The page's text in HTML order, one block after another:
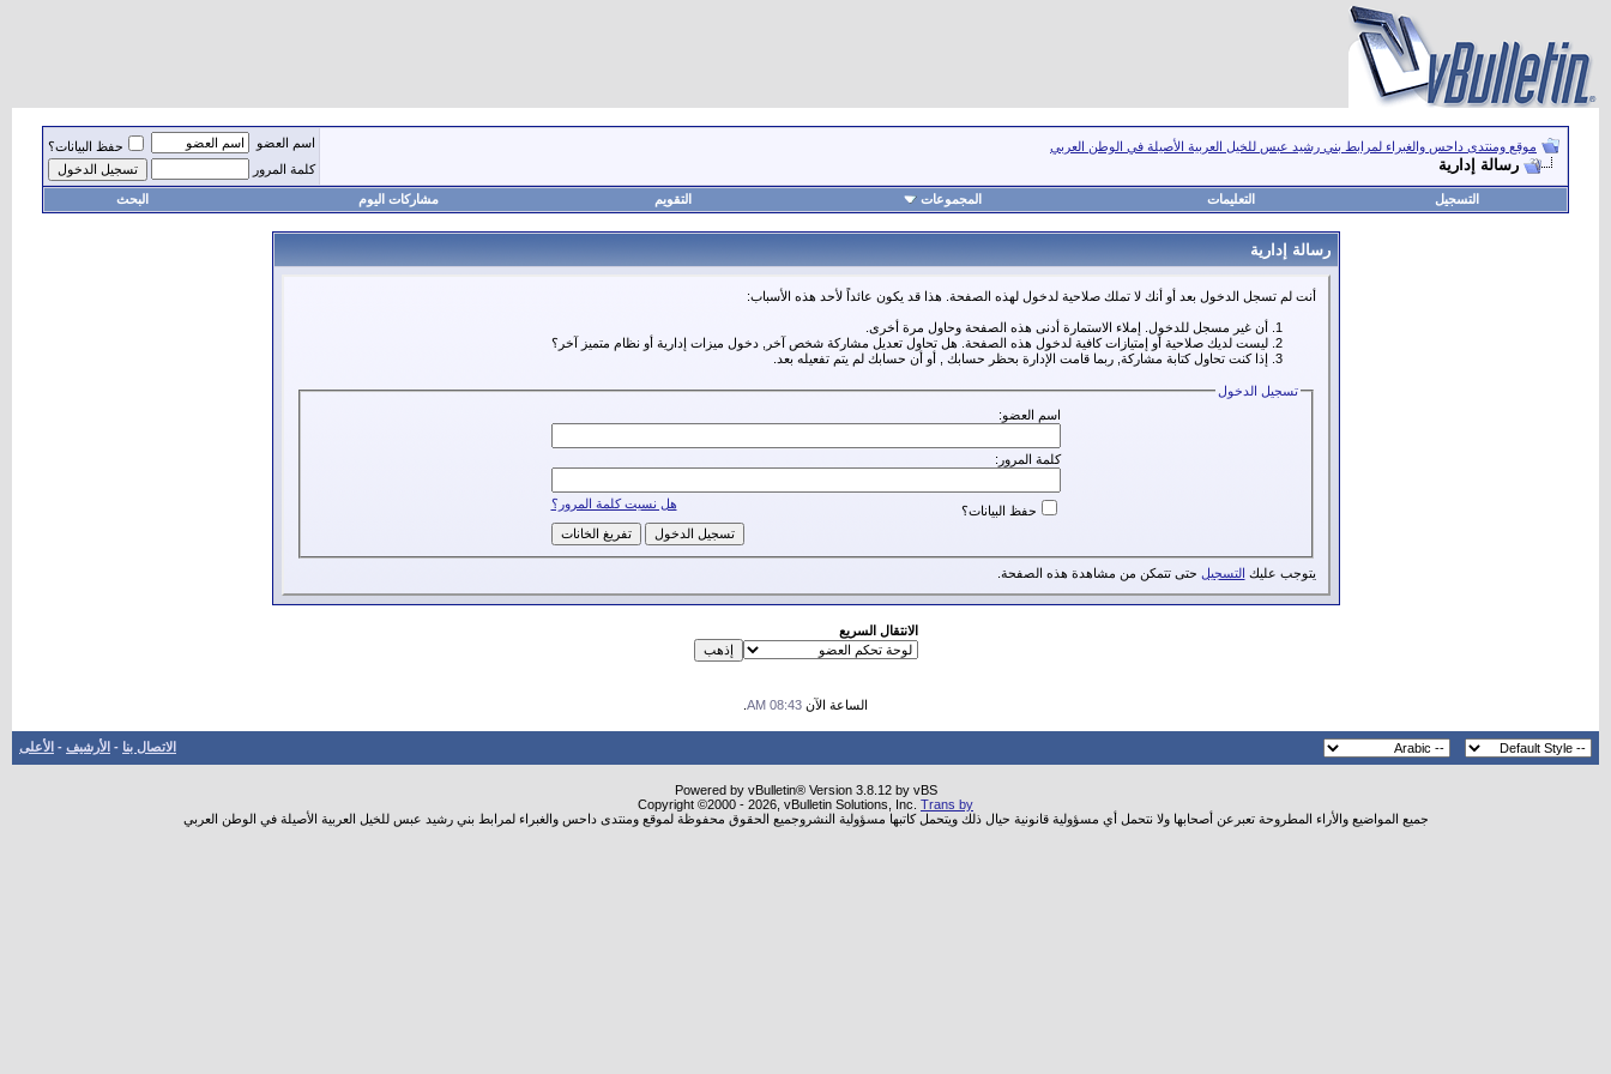
موقع ومنتدى داحس والغبراء لمرابط بني رشيد عبس للخيل العربية الأصيلة في الوطن العربي
رسالة إدارية
اسم العضو
حفظ البيانات؟
كلمة المرور
التسجيل التعليمات المجموعات التقويم مشاركات اليوم البحث
رسالة إدارية
أنت لم تسجل الدخول بعد أو أنك لا تملك صلاحية لدخول لهذه الصفحة. هذا قد يكون عائداً لأحد هذه الأسباب:
أن غير مسجل للدخول. إملاء الاستمارة أدنى هذه الصفحة وحاول مرة أخرى.
ليست لديك صلاحية أو إمتيازات كافية لدخول هذه الصفحة. هل تحاول تعديل مشاركة شخص آخر, دخول ميزات إدارية أو نظام متميز آخر؟
إذا كنت تحاول كتابة مشاركة, ربما قامت الإدارة بحظر حسابك , أو أن حسابك لم يتم تفعيله بعد.
تسجيل الدخول
اسم العضو:
كلمة المرور:
هل نسيت كلمة المرور؟ حفظ البيانات؟
يتوجب عليك التسجيل حتى تتمكن من مشاهدة هذه الصفحة.
الانتقال السريع
الساعة الآن 08:43 AM
الاتصال بنا - الأرشيف - الأعلى
Powered by vBulletin® Version 3.8.12 by vBS
Copyright ©2000 - 2026, vBulletin Solutions, Inc. Trans by
جميع المواضيع والأراء المطروحة تعبرعن أصحابها ولا نتحمل أي مسؤولية قانونية حيال ذلك ويتحمل كاتبها مسؤولية النشروجميع الحقوق محفوظة لموقع ومنتدى داحس والغبراء لمرابط بني رشيد عبس للخيل العربية الأصيلة في الوطن العربي